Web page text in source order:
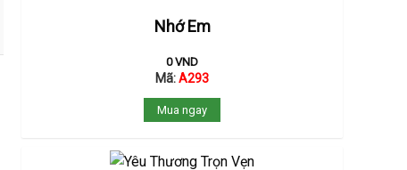
Nhớ Em
0VND
Mã:A293
Mua ngay